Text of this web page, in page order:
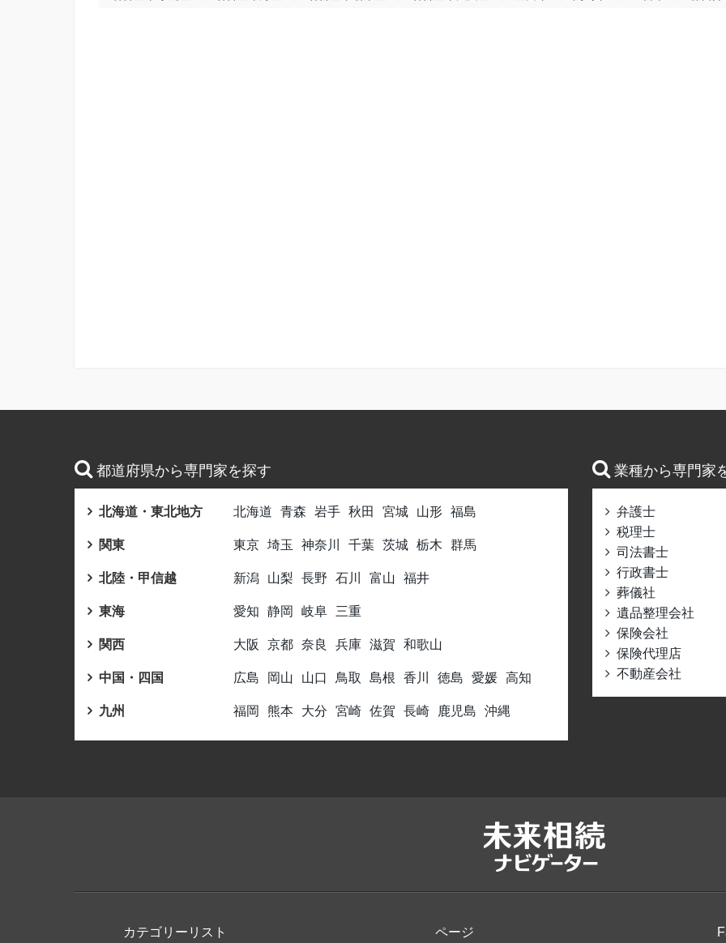
都道府県から専門家を探す
北海道・東北地方 北海道 青森 岩手 秋田 宮城 山形 福島
関東 東京 埼玉 神奈川 千葉 茨城 栃木 群馬
北陸・甲信越 新潟 山梨 長野 石川 富山 福井
東海 愛知 静岡 岐阜 三重
関西 大阪 京都 奈良 兵庫 滋賀 和歌山
中国・四国 広島 岡山 山口 鳥取 島根 香川 徳島 愛媛 高知
九州 福岡 熊本 大分 宮崎 佐賀 長崎 鹿児島 沖縄
業種から専門家
弁護士
税理士
司法書士
行政書士
葬儀社
遺品整理会社
保険会社
保険代理店
不動産会社
カテゴリーリスト ページ